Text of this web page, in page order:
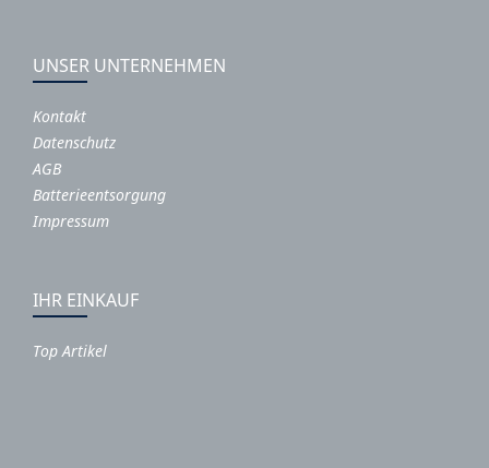
UNSER UNTERNEHMEN
Kontakt
Datenschutz
AGB
Batterieentsorgung
Impressum
IHR EINKAUF
Top Artikel